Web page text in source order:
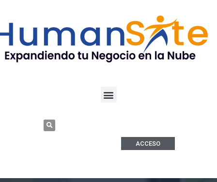
ACCESO